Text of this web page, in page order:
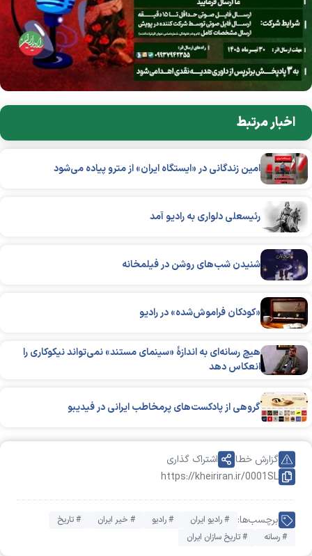
اخبار مرتبط
امین زندگانی در «ایستگاه ایران» از مترو پیاده می‌شود
رئیسعلی دلواری به رادیو آمد
شنیدن شب‌های روشن در فیلمخانه
«کودکان فراموش‌شده» در رادیو
هیچ رسانه‌ای به اندازۀ «سینمای مستند» نمی‌تواند نیکوکاری را
انعکاس دهد
گروهی از پادکست‌های پرمخاطب ایرانی در فیدیبو
https://kheiriran.ir/0001SL
گزارش خطا اشتراک گذاری
برچسب‌ها: # رادیو ایران # رادیو # خیر ایران
# تاریخ
# رسانه
# تاریخ سازان ایران